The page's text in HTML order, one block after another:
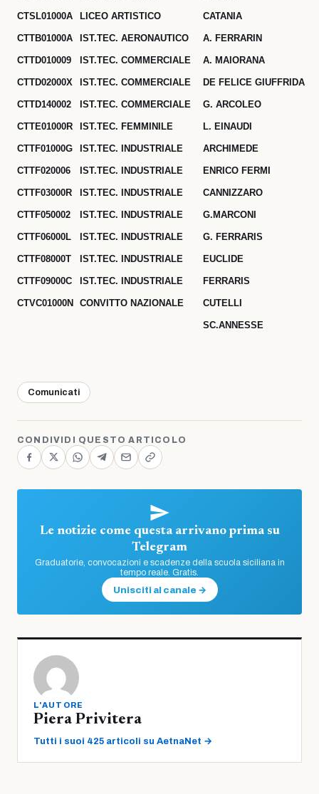
CTSL01000A LICEO ARTISTICO CATANIA
CTTB01000A IST.TEC. AERONAUTICO A. FERRARIN
CTTD010009 IST.TEC. COMMERCIALE A. MAIORANA
CTTD02000X IST.TEC. COMMERCIALE DE FELICE GIUFFRIDA
CTTD140002 IST.TEC. COMMERCIALE G. ARCOLEO
CTTE01000R IST.TEC. FEMMINILE L. EINAUDI
CTTF01000G IST.TEC. INDUSTRIALE ARCHIMEDE
CTTF020006 IST.TEC. INDUSTRIALE ENRICO FERMI
CTTF03000R IST.TEC. INDUSTRIALE CANNIZZARO
CTTF050002 IST.TEC. INDUSTRIALE G.MARCONI
CTTF06000L IST.TEC. INDUSTRIALE G. FERRARIS
CTTF08000T IST.TEC. INDUSTRIALE EUCLIDE
CTTF09000C IST.TEC. INDUSTRIALE FERRARIS
CTVC01000N CONVITTO NAZIONALE CUTELLI
SC.ANNESSE
Comunicati
CONDIVIDI QUESTO ARTICOLO
Le notizie come questa arrivano prima su
Telegram
Graduatorie, convocazioni e scadenze della scuola siciliana in
tempo reale. Gratis.
Unisciti al canale →
L'AUTORE
Piera Privitera
Tutti i suoi 425 articoli su AetnaNet →